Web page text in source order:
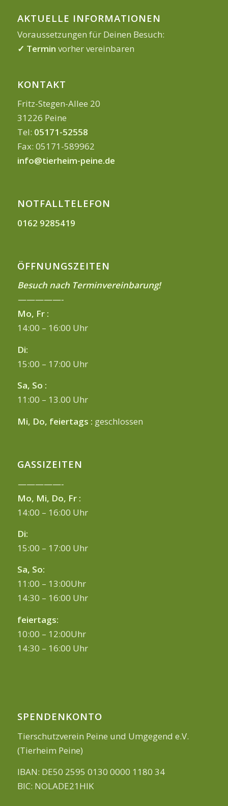
AKTUELLE INFORMATIONEN
Voraussetzungen für Deinen Besuch:
✓ Termin vorher vereinbaren
KONTAKT
Fritz-Stegen-Allee 20
31226 Peine
Tel: 05171-52558
Fax: 05171-589962
info@tierheim-peine.de
NOTFALLTELEFON
0162 9285419
ÖFFNUNGSZEITEN
Besuch nach Terminvereinbarung!
—————-
Mo, Fr :
14:00 – 16:00 Uhr
Di:
15:00 – 17:00 Uhr
Sa, So :
11:00 – 13.00 Uhr
Mi, Do, feiertags : geschlossen
GASSIZEITEN
—————-
Mo, Mi, Do, Fr :
14:00 – 16:00 Uhr
Di:
15:00 – 17:00 Uhr
Sa, So:
11:00 – 13:00Uhr
14:30 – 16:00 Uhr
feiertags:
10:00 – 12:00Uhr
14:30 – 16:00 Uhr
SPENDENKONTO
Tierschutzverein Peine und Umgegend e.V.
(Tierheim Peine)
IBAN: DE50 2595 0130 0000 1180 34
BIC: NOLADE21HIK